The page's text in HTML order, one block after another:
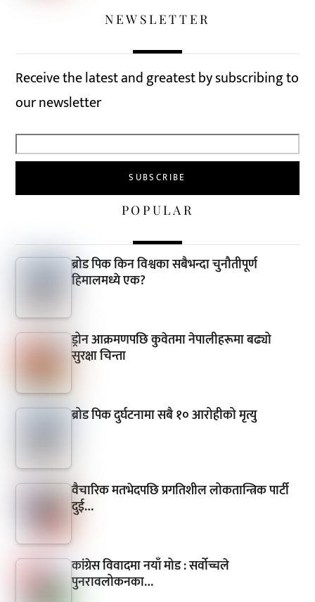
NEWSLETTER
Receive the latest and greatest by subscribing to
our newsletter
POPULAR
ब्रोड पिक किन विश्वका सबैभन्दा चुनौतीपूर्ण
हिमालमध्ये एक?
ड्रोन आक्रमणपछि कुवेतमा नेपालीहरूमा बढ्यो
सुरक्षा चिन्ता
ब्रोड पिक दुर्घटनामा सबै १० आरोहीको मृत्यु
वैचारिक मतभेदपछि प्रगतिशील लोकतान्त्रिक पार्टी
दुई…
कांग्रेस विवादमा नयाँ मोड : सर्वोच्चले
पुनरावलोकनका…